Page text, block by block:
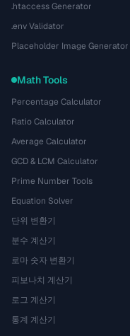
.htaccess Generator
.env Validator
Placeholder Image Generator
Math Tools
Percentage Calculator
Ratio Calculator
Average Calculator
GCD & LCM Calculator
Prime Number Tools
Equation Solver
단위 변환기
분수 계산기
로마 숫자 변환기
피보나치 계산기
로그 계산기
통계 계산기